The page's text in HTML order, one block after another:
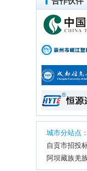
有限公司四川
城市分站点：
自贡市招投
阿坝藏族羌